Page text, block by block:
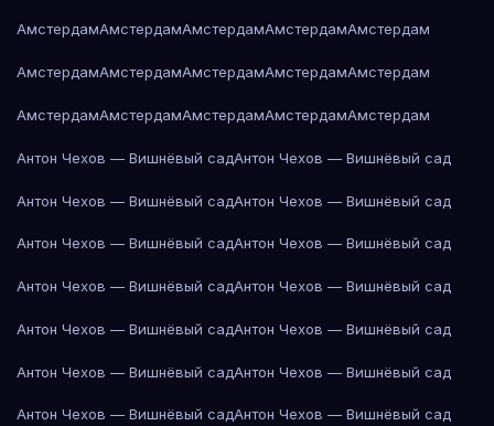
АмстердамАмстердамАмстердамАмстердамАмстердам
АмстердамАмстердамАмстердамАмстердамАмстердам
АмстердамАмстердамАмстердамАмстердамАмстердам
Антон Чехов — Вишнёвый садАнтон Чехов — Вишнёвый сад
Антон Чехов — Вишнёвый садАнтон Чехов — Вишнёвый сад
Антон Чехов — Вишнёвый садАнтон Чехов — Вишнёвый сад
Антон Чехов — Вишнёвый садАнтон Чехов — Вишнёвый сад
Антон Чехов — Вишнёвый садАнтон Чехов — Вишнёвый сад
Антон Чехов — Вишнёвый садАнтон Чехов — Вишнёвый сад
Антон Чехов — Вишнёвый садАнтон Чехов — Вишнёвый сад